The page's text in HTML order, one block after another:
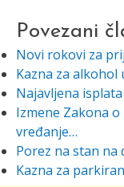
Povezani
Novi rokovi za
Kazna za
Najavljena
Izmene Zakona
vređanje…
Porez na stan na
Kazna za